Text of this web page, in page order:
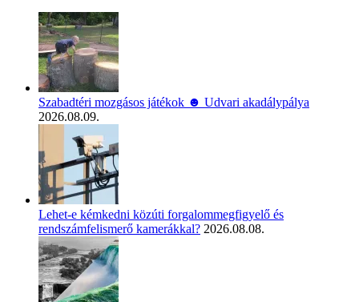
Szabadtéri mozgásos játékok ☻ Udvari akadálypálya
2026.08.09.
Lehet-e kémkedni közúti forgalommegfigyelő és
rendszámfelismerő kamerákkal? 2026.08.08.